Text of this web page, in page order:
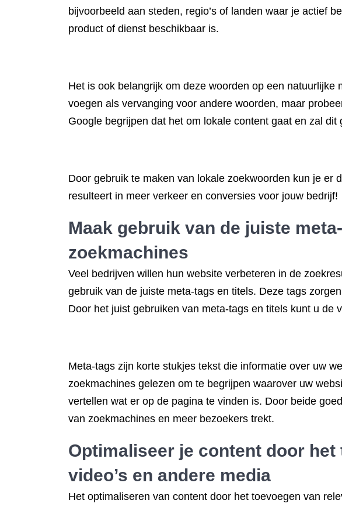
bijvoorbeeld aan steden, regio’s of landen waar je actief
product of dienst beschikbaar is.
Het is ook belangrijk om deze woorden op een
voegen als vervanging voor andere woorden, maar
Google begrijpen dat het om lokale content gaat en zal
Door gebruik te maken van lokale zoekwoorden kun je er
resulteert in meer verkeer en conversies voor jouw bedrijf!
Maak gebruik van de juiste
zoekmachines
Veel bedrijven willen hun website verbeteren in de
gebruik van de juiste meta-tags en titels. Deze tags
Door het juist gebruiken van meta-tags en titels kunt u
Meta-tags zijn korte stukjes tekst die informatie over uw
zoekmachines gelezen om te begrijpen waarover uw
vertellen wat er op de pagina te vinden is. Door beide
van zoekmachines en meer bezoekers trekt.
Optimaliseer je content door
video’s en andere media
Het optimaliseren van content door het toevoegen van